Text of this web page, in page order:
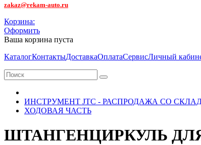
zakaz@rekam-auto.ru
Корзина:
Оформить
Ваша корзина пуста
КаталогКонтактыДоставкаОплатаСервисЛичный
ИНСТРУМЕНТ JTC - РАСПРОДАЖА СО
ХОДОВАЯ ЧАСТЬ
ШТАНГЕНЦИРКУЛЬ